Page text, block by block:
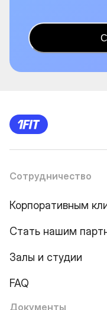
Сотрудничество
Корпоративным
Стать нашим
Залы и студии
FAQ
Документы